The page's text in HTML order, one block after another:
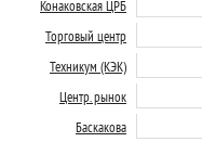
Конаковская ЦРБ
Торговый центр
Техникум (КЭК)
Центр. рынок
Баскакова